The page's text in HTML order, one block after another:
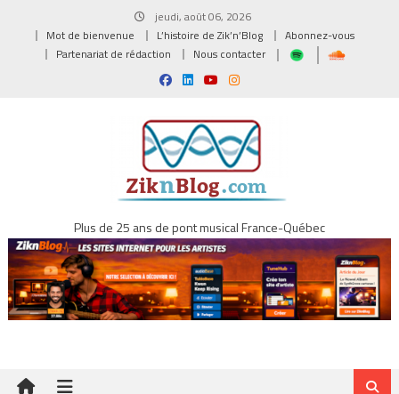
jeudi, août 06, 2026
Mot de bienvenue
L’histoire de Zik’n’Blog
Abonnez-vous
Partenariat de rédaction
Nous contacter
Plus de 25 ans de pont musical France-Québec